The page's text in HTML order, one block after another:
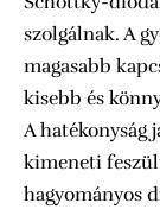
szolgálnak. A
magasabb
kisebb és
A hatékonyság
kimeneti
hagyományos